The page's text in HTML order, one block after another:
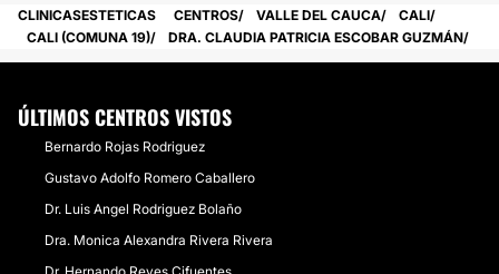
CLINICASESTETICAS CENTROS VALLE DEL CAUCA
CALI
CALI (COMUNA 19)
DRA. CLAUDIA PATRICIA ESCOBAR GUZMÁN
ÚLTIMOS CENTROS VISTOS
Bernardo Rojas Rodriguez
Gustavo Adolfo Romero Caballero
Dr. Luis Angel Rodriguez Bolaño
Dra. Monica Alexandra Rivera Rivera